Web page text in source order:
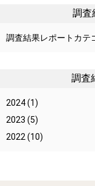
調査
調査結果レポートカテ
調査
2024(1)
2023 (5)
2022 (10)